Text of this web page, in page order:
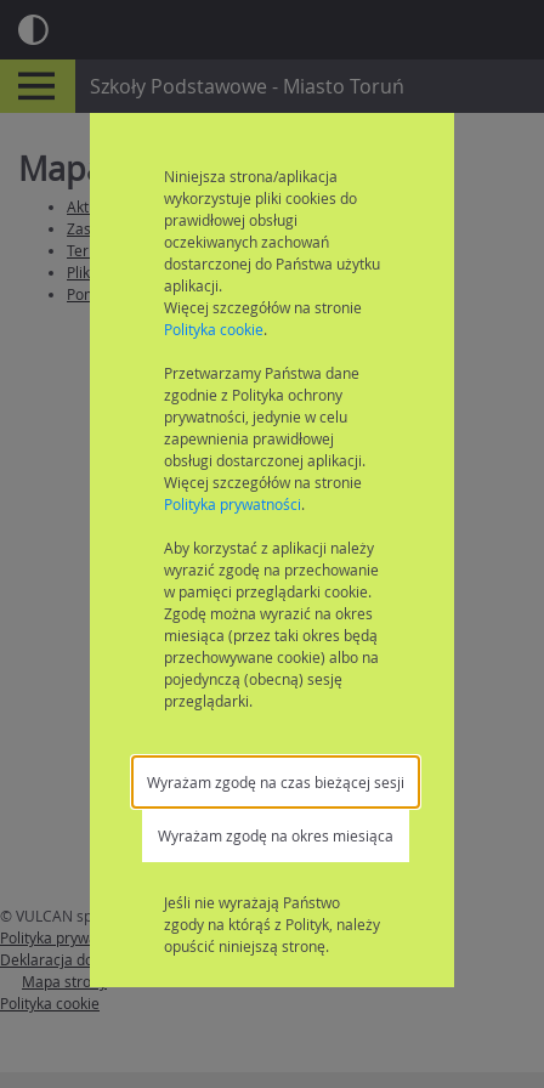
Szkoły Podstawowe - Miasto Toruń
Mapa strony
Aktualności
Zasady naboru
Terminy naboru
Pliki do pobrania
Pomoc
Niniejsza strona/aplikacja
wykorzystuje pliki cookies do
prawidłowej obsługi
oczekiwanych zachowań
dostarczonej do Państwa użytku
aplikacji.
Więcej szczegółów na stronie
Polityka cookie.
Przetwarzamy Państwa dane
zgodnie z Polityka ochrony
prywatności, jedynie w celu
zapewnienia prawidłowej
obsługi dostarczonej aplikacji.
Więcej szczegółów na stronie
Polityka prywatności.
Aby korzystać z aplikacji należy
wyrazić zgodę na przechowanie
w pamięci przeglądarki cookie.
Zgodę można wyrazić na okres
miesiąca (przez taki okres będą
przechowywane cookie) albo na
pojedynczą (obecną) sesję
przeglądarki.
Wyrażam zgodę na czas bieżącej sesji
Wyrażam zgodę na okres miesiąca
Jeśli nie wyrażają Państwo
zgody na którąś z Polityk, należy
opuścić niniejszą stronę.
© VULCAN sp. z o. o. 2026 Nabór
wersja: 26.4.1.13481
Polityka prywatności
Deklaracja dostępności
Mapa strony
Polityka cookie